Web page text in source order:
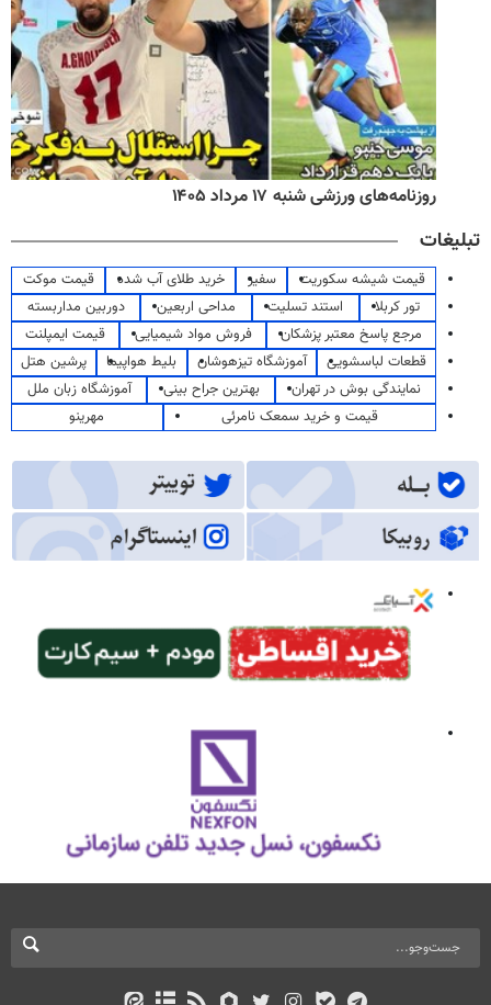
روزنامه‌های ورزشی شنبه ۱۷ مرداد ۱۴۰۵
تبلیغات
قیمت شیشه سکوریت سفیر خرید طلای آب شده
قیمت موکت
تور کربلا
استند تسلیت مداحی اربعین
دوربین مداربسته
مرجع پاسخ معتبر پزشکان
فروش مواد شیمیایی
قیمت ایمپلنت
قطعات لباسشویی
آموزشگاه تیزهوشان بلیط هواپیما
پرشین هتل
نمایندگی بوش در تهران
بهترین جراح بینی
آموزشگاه زبان ملل
قیمت و خرید سمعک نامرئی
مهرینو